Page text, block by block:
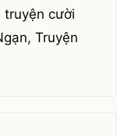
truyện cười
, Truyện